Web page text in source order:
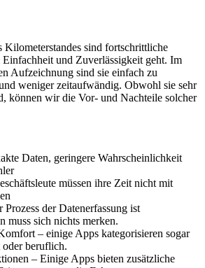
Kilometerstandes sind fortschrittliche
und Zuverlässigkeit geht. Im
Aufzeichnung sind sie einfach zu
weniger zeitaufwändig. Obwohl sie sehr
können wir die Vor- und Nachteile solcher
Daten, geringere Wahrscheinlichkeit
müssen ihre Zeit nicht mit
der Datenerfassung ist
muss sich nichts merken.
– einige Apps kategorisieren sogar
beruflich.
– Einige Apps bieten zusätzliche